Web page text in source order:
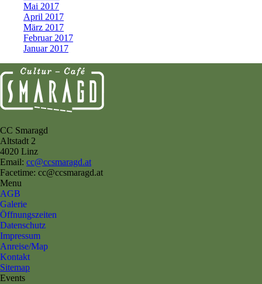
Mai 2017
April 2017
März 2017
Februar 2017
Januar 2017
CC Smaragd
Altstadt 2
4020 Linz
Email: cc@ccsmaragd.at
Facetime: cc@ccsmaragd.at
Menu
AGB
Galerie
Öffnungszeiten
Datenschutz
Impressum
Anreise/Map
Kontakt
Sitemap
Events